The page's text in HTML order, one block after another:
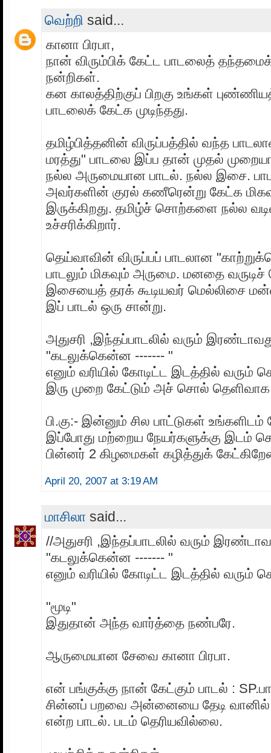
வெற்றி said...
கானா பிரபா,
நான் விரும்பிக் கேட்ட பாடலைத்
நன்றிகள்.
கன காலத்திற்குப் பிறகு உங்கள்
பாடலைக் கேட்க முடிந்தது.
தமிழ்பித்தனின் விருப்பத்தில் வந்த
மரத்து" பாடலை இப்ப தான் முதல்
நல்ல அருமையான பாடல். நல்ல இசை.
அவர்களின் குரல் கணீரென்று கேட்க
இருக்கிறது. தமிழ்ச் சொற்களை நல்ல
உச்சரிக்கிறார்.
தெய்வாவின் விருப்பப் பாடலான
பாடலும் மிகவும் அருமை. மனதை வருடிச்
இசையைத் தரக் கூடியவர் மெல்லிசை
இப் பாடல் ஒரு சான்று.
அதுசரி ,இந்தப்பாடலில் வரும்
"கடலுக்கென்ன ------- "
எனும் வரியில் கோடிட்ட இடத்தில்
இரு முறை கேட்டும் அச் சொல்
பி.கு:- இன்னும் சில பாட்டுகள்
இப்போது மற்றைய நேயர்களுக்கு இடம்
பின்னர் 2 கிழமைகள் கழித்துக்
April 20, 2007 at 3:19 AM
மாசிலா said...
//அதுசரி ,இந்தப்பாடலில் வரும்
"கடலுக்கென்ன ------- "
எனும் வரியில் கோடிட்ட இடத்தில்
"மூடி"
இதுதான் அந்த வார்த்தை நண்பரே.
ஆருமையான சேவை கானா பிரபா.
என் பங்குக்கு நான் கேட்கும் பாடல் :
சின்னப் பறவை அன்னையை தேடி வானில்
என்ற பாடல். படம் தெரியவில்லை.